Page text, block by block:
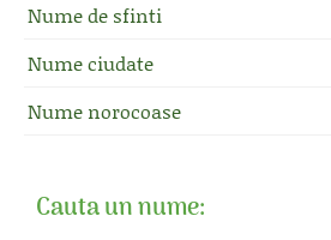
Nume de sfinti
Nume ciudate
Nume norocoase
Cauta un nume: